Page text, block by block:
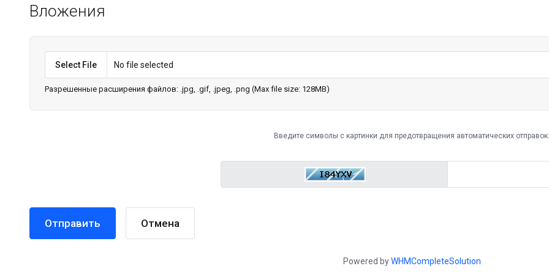
Вложения
Select File No file selected
Разрешенные расширения файлов: .jpg, .gif, .jpeg, .png (Max file size: 128MB)
Введите символы с картинки для предотвращения автоматических отправок.
Отмена
Powered byWHMCompleteSolution